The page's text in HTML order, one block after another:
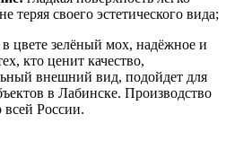
теряя своего эстетического вида;
цвете зелёный мох, надёжное и
кто ценит качество,
внешний вид, подойдет для
в Лабинске. Производство
всей России.